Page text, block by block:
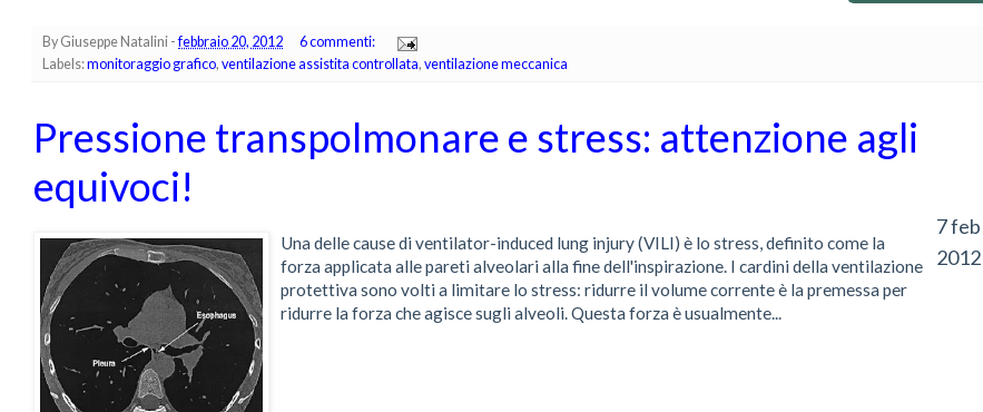
By Giuseppe Natalini -febbraio 20, 2012
6 commenti:
Labels:monitoraggio grafico, ventilazione assistita controllata, ventilazione meccanica
Pressione transpolmonare e stress: attenzione agli
equivoci!
7 feb
2012
Una delle cause di ventilator-induced lung injury (VILI) è lo stress, definito come la
forza applicata alle pareti alveolari alla fine dell'inspirazione. I cardini della ventilazione
protettiva sono volti a limitare lo stress: ridurre il volume corrente è la premessa per
ridurre la forza che agisce sugli alveoli. Questa forza è usualmente...